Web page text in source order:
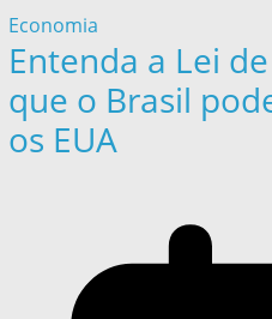
Economia
Entenda a Lei
que o Brasil
os EUA